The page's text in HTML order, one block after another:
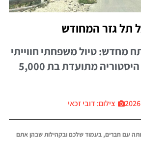
תל גזר המחודש
מחדש: טיול משפחתי חווייתי
אל שרידי עיר עם היסטוריה מתועדת בת 5,000
צילום: דובי זכאי
עם חברים, בעמוד שלכם ובקהילות שבהן אתם